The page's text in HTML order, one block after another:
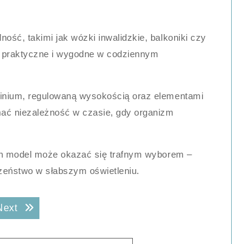
takimi jak wózki inwalidzkie, balkoniki czy
i wygodne w codziennym
regulowaną wysokością oraz elementami
niezależność w czasie, gdy organizm
może okazać się trafnym wyborem –
w słabszym oświetleniu.
Next post: